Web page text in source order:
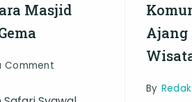
Masjid
Comment
Ajang
By